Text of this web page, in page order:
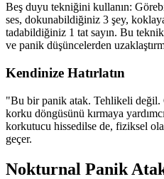
Beş duyu tekniğini kullanın:
ses, dokunabildiğiniz 3 şey,
tadabildiğiniz 1 tat sayın. Bu
ve panik düşüncelerden
Kendinize Hatırlatın
"Bu bir panik atak. Tehlikeli değil.
korku döngüsünü kırmaya
korkutucu hissedilse de, fiziksel
geçer.
Nokturnal Panik